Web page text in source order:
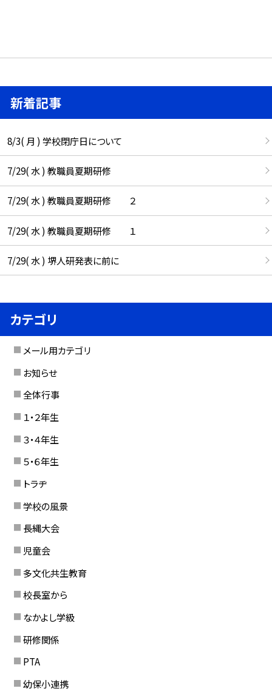
新着記事
8/3( 月 ) 学校閉庁日について
7/29( 水 ) 教職員夏期研修
7/29( 水 ) 教職員夏期研修 ２
7/29( 水 ) 教職員夏期研修 １
7/29( 水 ) 堺人研発表に前に
カテゴリ
メール用カテゴリ
お知らせ
全体行事
１・２年生
３・４年生
５・６年生
トラヂ
学校の風景
長縄大会
児童会
多文化共生教育
校長室から
なかよし学級
研修関係
PTA
幼保小連携